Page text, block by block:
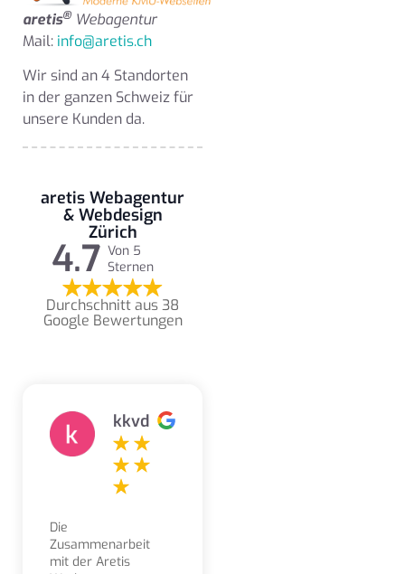
aretis® Webagentur
Mail: info@aretis.ch
Wir sind an 4 Standorten
in der ganzen Schweiz für
unsere Kunden da.
aretis Webagentur
& Webdesign
Zürich
4.7 Von 5
Sternen
Durchschnitt aus 38
Google Bewertungen
kkvd
Die
Zusammenarbeit
mit der Aretis